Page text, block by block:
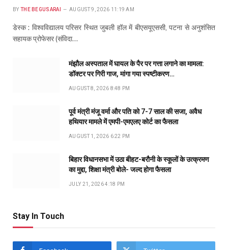
BY THE BEGUSARAI AUGUST 9, 2026 11:19 AM
डेस्क : विश्वविद्यालय परिसर स्थित जुबली हॉल में बीएसयूएससी, पटना से अनुशंसित
सहायक प्रोफेसर (संविदा…
मंझौल अस्पताल में घायल के पैर पर गत्ता लगाने का मामला:
डॉक्टर पर गिरी गाज, मांगा गया स्पष्टीकरण…
AUGUST 8, 2026 8:48 PM
पूर्व मंत्री मंजू वर्मा और पति को 7-7 साल की सजा, अवैध
हथियार मामले में एमपी-एमएलए कोर्ट का फैसला
AUGUST 1, 2026 6:22 PM
बिहार विधानसभा में उठा बीहट-बरौनी के स्कूलों के उत्क्रमण
का मुद्दा, शिक्षा मंत्री बोले- जल्द होगा फैसला
JULY 21, 2026 4:18 PM
Stay In Touch